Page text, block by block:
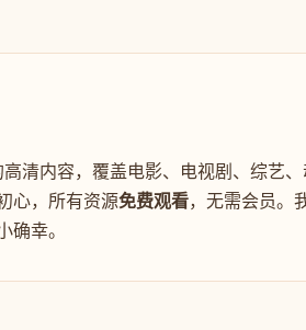
高清内容，覆盖电影、电视剧、综艺
心，所有资源免费观看，无需会员。
确幸。